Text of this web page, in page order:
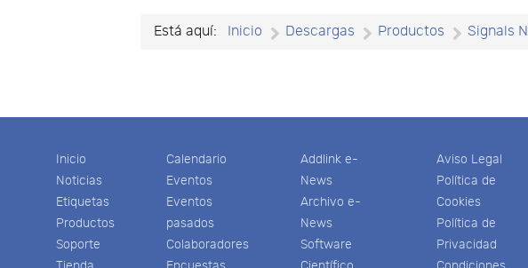
Está aquí: Inicio Descargas Productos Signals
Inicio
Noticias
Etiquetas
Productos
Soporte
Calendario
Eventos
Eventos
pasados
Colaboradores
Addlink e-
News
Archivo e-
News
Software
Aviso Legal
Política de
Cookies
Política de
Privacidad